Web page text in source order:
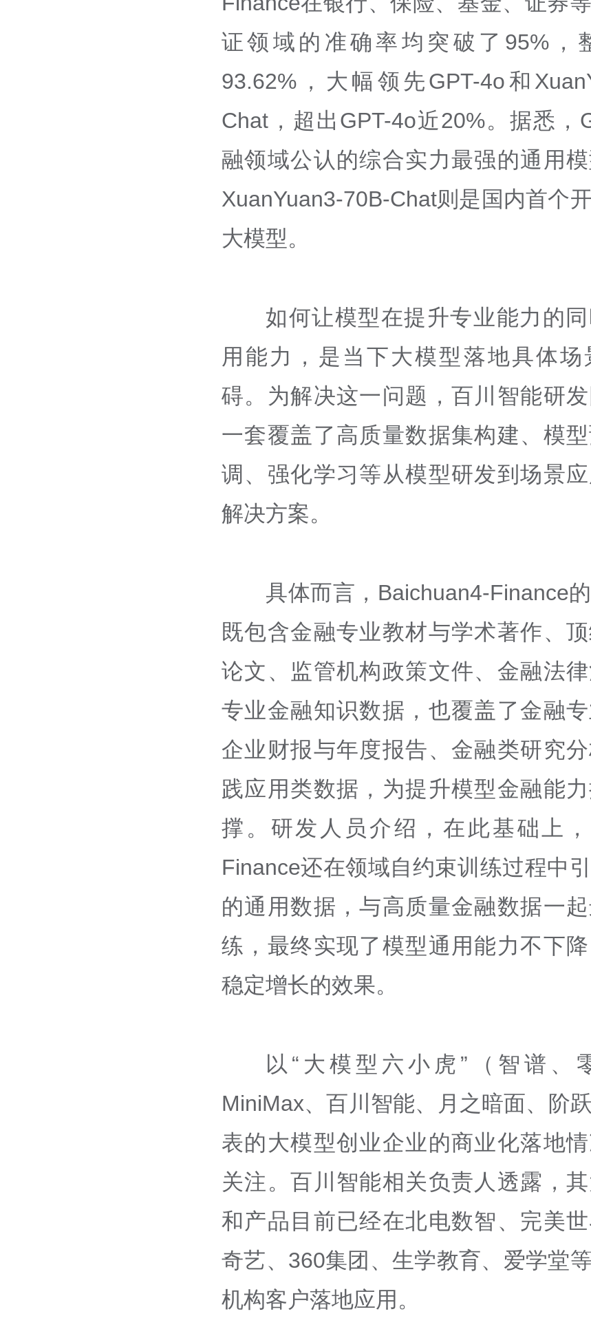
证领域的准确率均突破了95%，
93.62%，大幅领先GPT-4o和
Chat，超出GPT-4o近20%。据悉，
融领域公认的综合实力最强的通用
XuanYuan3-70B-Chat则是国内首个
大模型。
如何让模型在提升专业能力的
用能力，是当下大模型落地具体场
碍。为解决这一问题，百川智能研
一套覆盖了高质量数据集构建、模
调、强化学习等从模型研发到场景
解决方案。
具体而言，Baichuan4-Finance
既包含金融专业教材与学术著作、
论文、监管机构政策文件、金融法
专业金融知识数据，也覆盖了金融专
企业财报与年度报告、金融类研究
践应用类数据，为提升模型金融能
撑。研发人员介绍，在此基础上，
Finance还在领域自约束训练过程中
的通用数据，与高质量金融数据一起
练，最终实现了模型通用能力不下
稳定增长的效果。
以“大模型六小虎”（智谱、
MiniMax、百川智能、月之暗面、阶
表的大模型创业企业的商业化落地
关注。百川智能相关负责人透露，
和产品目前已经在北电数智、完美
奇艺、360集团、生学教育、爱学堂
机构客户落地应用。